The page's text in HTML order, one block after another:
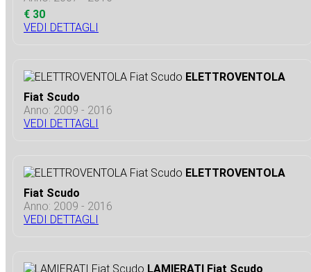
€ 30
VEDI DETTAGLI
ELETTROVENTOLA
Fiat Scudo
Anno: 2009 - 2016
VEDI DETTAGLI
ELETTROVENTOLA
Fiat Scudo
Anno: 2009 - 2016
VEDI DETTAGLI
LAMIERATI Fiat Scudo